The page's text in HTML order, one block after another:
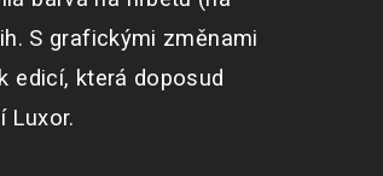
S grafickými změnami
edicí, která doposud
Luxor.